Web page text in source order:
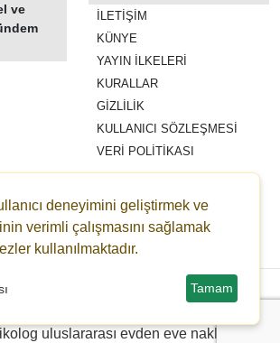
ve
İLETIŞIM
KÜNYE
YAYIN İLKELERI
KURALLAR
GIZLILIK
KULLANICI SÖZLEŞMESI
VERI POLITIKASI
deneyimini geliştirmek ve
verimli çalışmasını sağlamak
kullanılmaktadır.
Tamam
eshahaber.com.tr eshatv.com - HaberPanelim.com v8.7.6
uluslararası evden eve nakliyat